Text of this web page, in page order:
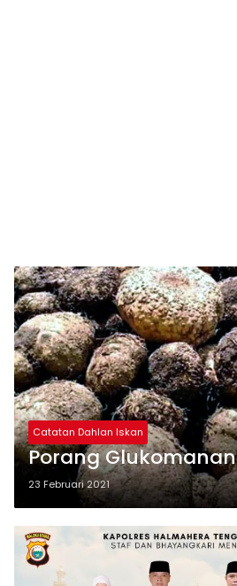
Catatan Dahlan Iskan
Porang Glukomanan
23 Februari 2021